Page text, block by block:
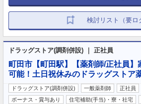
検討リスト（要ロ
ドラッグストア(調剤併設) ｜ 正社員
町田市【町田駅】【薬剤師/正社員】
可能！土日祝休みのドラッグストア
ドラッグストア(調剤併設) 一般薬剤師 正社員
ボーナス・賞与あり
住宅補助(手当)・寮・社宅